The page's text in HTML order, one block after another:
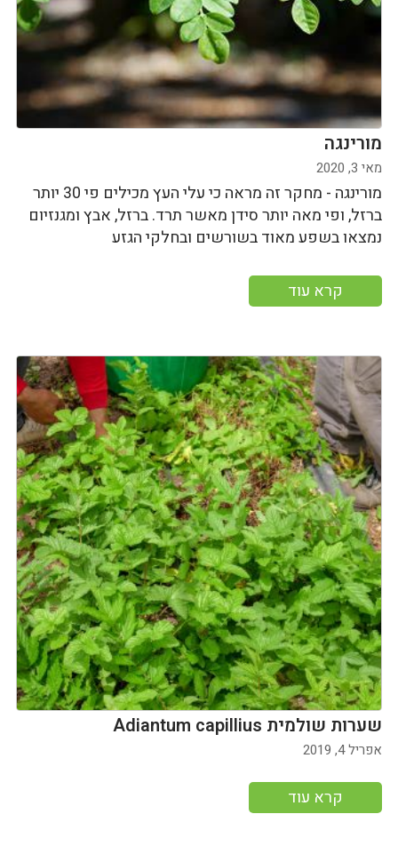
מורינגה
מאי 3, 2020
מורינגה - מחקר זה מראה כי עלי העץ מכילים פי 30 יותר
ברזל, ופי מאה יותר סידן מאשר תרד. ברזל, אבץ ומגנזיום
נמצאו בשפע מאוד בשורשים ובחלקי הגזע
קרא עוד
שערות שולמית Adiantum capillius
אפריל 4, 2019
קרא עוד